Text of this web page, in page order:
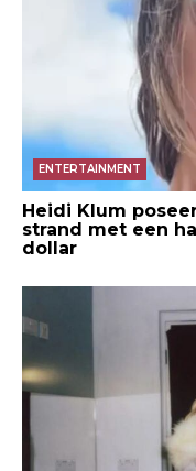
ENTERTAINMENT
Heidi Klum
strand met een
dollar